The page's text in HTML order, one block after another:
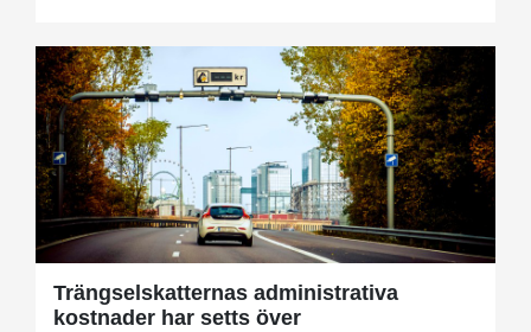
Trängselskatternas administrativa
kostnader har setts över